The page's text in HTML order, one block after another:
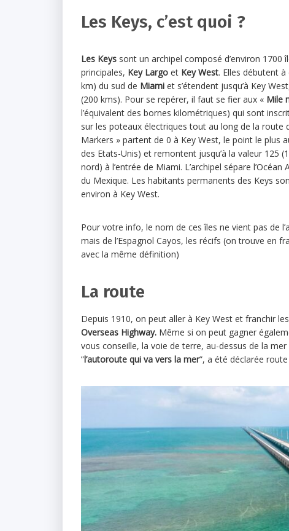
Les Keys, c’est quoi ?
Les Keys sont un archipel composé d’environ 1700
principales, Key Largo et Key West. Elles débutent
km) du sud de Miami et s’étendent jusqu’à Key
(200 kms). Pour se repérer, il faut se fier aux « Mile
l’équivalent des bornes kilométriques) qui sont
sur les poteaux électriques tout au long de la route
Markers » partent de 0 à Key West, le point le plus
des Etats-Unis) et remontent jusqu’à la valeur 125
nord) à l’entrée de Miami. L’archipel sépare l’Océan
du Mexique. Les habitants permanents des Keys
environ à Key West.
Pour votre info, le nom de ces îles ne vient pas de
mais de l’Espagnol Cayos, les récifs (on trouve en
avec la même définition)
La route
Depuis 1910, on peut aller à Key West et franchir
Overseas Highway. Même si on peut gagner
vous conseille, la voie de terre, au-dessus de la
”l’autoroute qui va vers la mer”, a été déclarée